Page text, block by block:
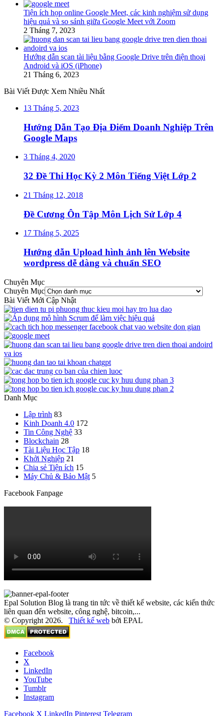
Tiện ích họp online Google Meet, các kinh nghiệm sử dụng
hiệu quả và so sánh giữa Google Meet với Zoom
2 Tháng 7, 2023
Hướng dẫn scan tài liệu bằng Google Drive trên điện thoại
Android và iOS (iPhone)
21 Tháng 6, 2023
Bài Viết Được Xem Nhiều Nhất
13 Tháng 5, 2023
Hướng Dẫn Tạo Địa Điểm Doanh Nghiệp Trên
Google Maps
3 Tháng 4, 2020
32 Đề Thi Học Kỳ 2 Môn Tiếng Việt Lớp 2
21 Tháng 12, 2018
Đề Cương Ôn Tập Môn Lịch Sử Lớp 4
17 Tháng 5, 2025
Hướng dẫn Upload hình ảnh lên Website
wordpress dễ dàng và chuẩn SEO
Chuyên Mục
Chuyên Mục
Bài Viết Mới Cập Nhật
Danh Mục
Lập trình 83
Kinh Doanh 4.0 172
Tin Công Nghệ 33
Blockchain 28
Tài Liệu Học Tập 18
Khởi Nghiệp 21
Chia sẻ Tiện ích 15
Máy Chủ & Bảo Mật 5
Facebook Fanpage
Epal Solution Blog là trang tin tức về thiết kế website, các kiến thức
liên quan đến website, công nghệ, bitcoin,...
© Copyright 2026. Thiết kế web bởi EPAL
Facebook
X
LinkedIn
YouTube
Tumblr
Instagram
Facebook X LinkedIn Pinterest Telegram